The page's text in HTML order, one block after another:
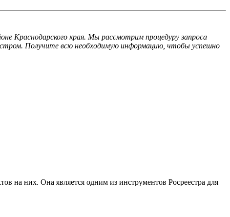
Краснодарского края. Мы рассмотрим процедуру запроса
Получите всю необходимую информацию, чтобы успешно
на них. Она является одним из инструментов Росреестра для